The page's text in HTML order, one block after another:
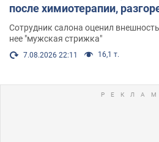
после химиотерапии,
Сотрудник салона оценил
нее "мужская стрижка"
7.08.2026 22:11 16,1 т.